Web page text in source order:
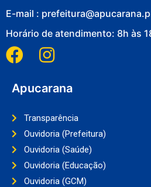
E-mail :
Horário de atendimento: 8h às
Apucarana
Transparência
Ouvidoria (Prefeitura)
Ouvidoria (Saúde)
Ouvidoria (Educação)
Ouvidoria (GCM)